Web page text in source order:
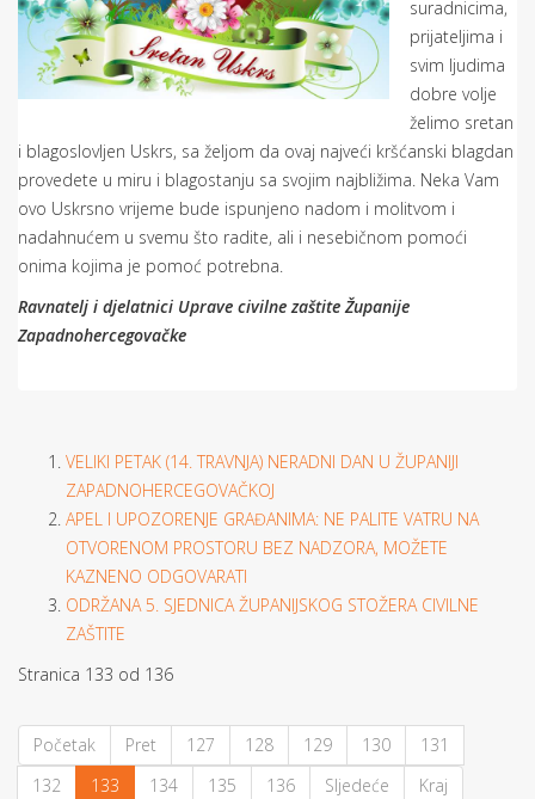
suradnicima,
prijateljima i
svim ljudima
dobre volje
želimo sretan
i blagoslovljen Uskrs, sa željom da ovaj najveći kršćanski blagdan
provedete u miru i blagostanju sa svojim najbližima. Neka Vam
ovo Uskrsno vrijeme bude ispunjeno nadom i molitvom i
nadahnućem u svemu što radite, ali i nesebičnom pomoći
onima kojima je pomoć potrebna.
Ravnatelj i djelatnici Uprave civilne zaštite Županije
Zapadnohercegovačke
VELIKI PETAK (14. TRAVNJA) NERADNI DAN U ŽUPANIJI
ZAPADNOHERCEGOVAČKOJ
APEL I UPOZORENJE GRAĐANIMA: NE PALITE VATRU NA
OTVORENOM PROSTORU BEZ NADZORA, MOŽETE
KAZNENO ODGOVARATI
ODRŽANA 5. SJEDNICA ŽUPANIJSKOG STOŽERA CIVILNE
ZAŠTITE
Stranica 133 od 136
Početak Pret 127 128 129 130
131
132
133 134 135 136 Sljedeće Kraj